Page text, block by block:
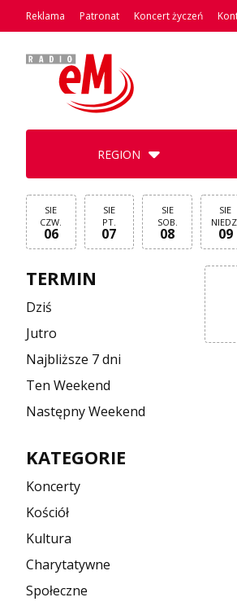
Reklama Patronat Koncert życzeń
REGION
SIE
CZW.
06
SIE
PT.
07
SIE
SOB.
08
SIE
09
TERMIN
Dziś
Jutro
Najbliższe 7 dni
Ten Weekend
Następny Weekend
KATEGORIE
Koncerty
Kościół
Kultura
Charytatywne
Społeczne